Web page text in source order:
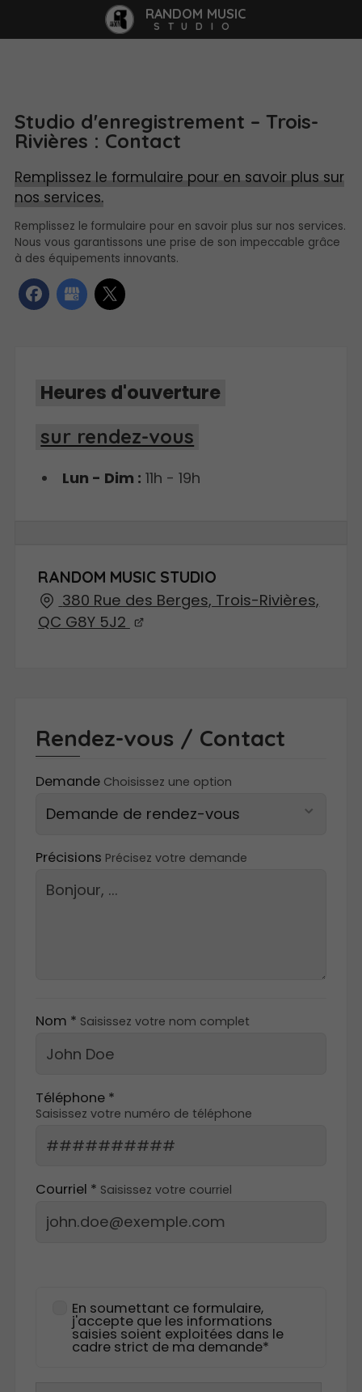
RANDOM MUSIC
STUDIO
Studio d'enregistrement – Trois-
Rivières : Contact
Remplissez le formulaire pour en savoir plus sur
nos services.
Remplissez le formulaire pour en savoir plus sur nos services.
Nous vous garantissons une prise de son impeccable grâce
à des équipements innovants.
Heures d'ouverture
sur rendez-vous
Lun - Dim : 11h - 19h
RANDOM MUSIC STUDIO
380 Rue des Berges, Trois-Rivières,
QC G8Y 5J2
Rendez-vous / Contact
Demande Choisissez une option
Précisions Précisez votre demande
Nom * Saisissez votre nom complet
Téléphone *
Saisissez votre numéro de téléphone
Courriel * Saisissez votre courriel
En soumettant ce formulaire,
j'accepte que les informations
saisies soient exploitées dans le
cadre strict de ma demande*